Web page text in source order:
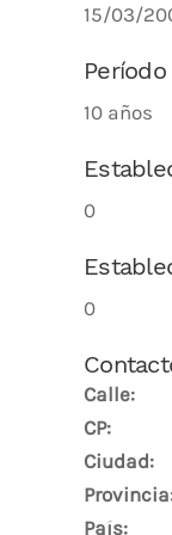
15/03/
10 años
0
0
Calle:
CP:
Ciudad:
País: